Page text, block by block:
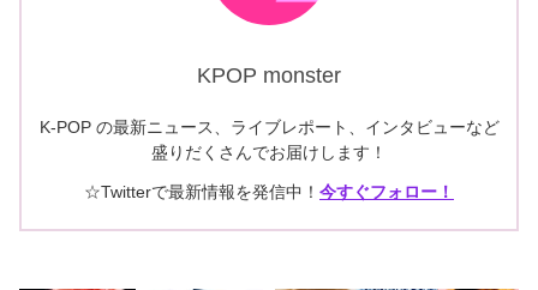
KPOP monster
K-POP の最新ニュース、ライブレポート、インタビューなど
盛りだくさんでお届けします！
☆Twitterで最新情報を発信中！ 今すぐフォロー！